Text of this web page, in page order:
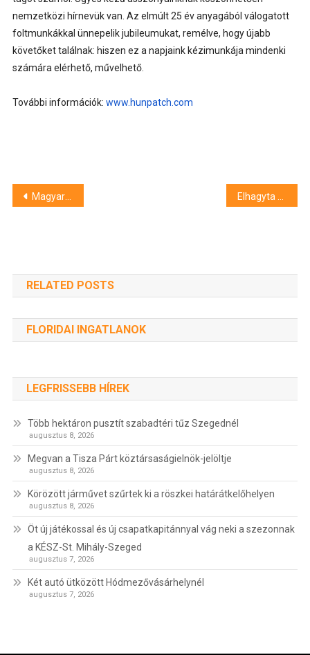
nemzetközi hírnevük van. Az elmúlt 25 év anyagából válogatott
foltmunkákkal ünnepelik jubileumukat, remélve, hogy újabb
követőket találnak: hiszen ez a napjaink kézimunkája mindenki
számára elérhető, művelhető.
További információk: www.hunpatch.com
Bejegyzés
Magyar éremeső a világ legveszélyesebb fegyveres küzdősportjának világbajnokságán!
RELATED POSTS
FLORIDAI INGATLANOK
LEGFRISSEBB HÍREK
Több hektáron pusztít szabadtéri tűz Szegednél
augusztus 8, 2026
Megvan a Tisza Párt köztársaságielnök-jelöltje
augusztus 8, 2026
Körözött járművet szűrtek ki a röszkei határátkelőhelyen
augusztus 8, 2026
Öt új játékossal és új csapatkapitánnyal vág neki a szezonnak
a KÉSZ-St. Mihály-Szeged
augusztus 7, 2026
Két autó ütközött Hódmezővásárhelynél
augusztus 7, 2026